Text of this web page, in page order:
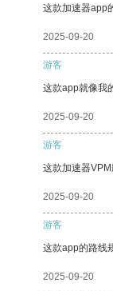
这款加速器app
2025-09-20
游客
这款app就像我
2025-09-20
游客
这款加速器
2025-09-20
游客
这款app的路线
2025-09-20